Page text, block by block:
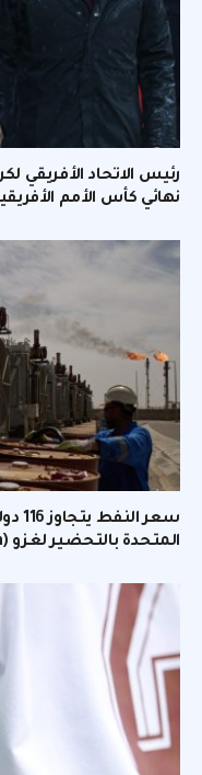
نهائي كأس الأمم
سعر
المتحدة بالتحضير لغزو (invasion).